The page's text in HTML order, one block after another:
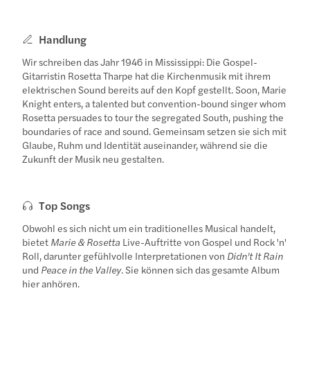
Handlung
Wir schreiben das Jahr 1946 in Mississippi: Die Gospel-
Gitarristin Rosetta Tharpe hat die Kirchenmusik mit ihrem
elektrischen Sound bereits auf den Kopf gestellt. Soon, Marie
Knight enters, a talented but convention-bound singer whom
Rosetta persuades to tour the segregated South, pushing the
boundaries of race and sound. Gemeinsam setzen sie sich mit
Glaube, Ruhm und Identität auseinander, während sie die
Zukunft der Musik neu gestalten.
Top Songs
Obwohl es sich nicht um ein traditionelles Musical handelt,
bietet Marie & Rosetta Live-Auftritte von Gospel und Rock 'n'
Roll, darunter gefühlvolle Interpretationen von Didn't It Rain
und Peace in the Valley. Sie können sich das gesamte Album
hier anhören.